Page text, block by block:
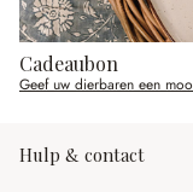
Cadeaubon
Geef uw dierbaren een
Hulp & contact